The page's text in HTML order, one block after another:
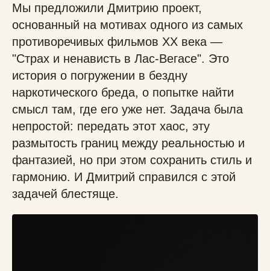
Мы предложили Дмитрию проект,
основанный на мотивах одного из самых
противоречивых фильмов XX века —
"Страх и ненависть в Лас-Вегасе". Это
история о погружении в бездну
наркотического бреда, о попытке найти
смысл там, где его уже нет. Задача была
непростой: передать этот хаос, эту
размытость границ между реальностью и
фантазией, но при этом сохранить стиль и
гармонию. И Дмитрий справился с этой
задачей блестяще.